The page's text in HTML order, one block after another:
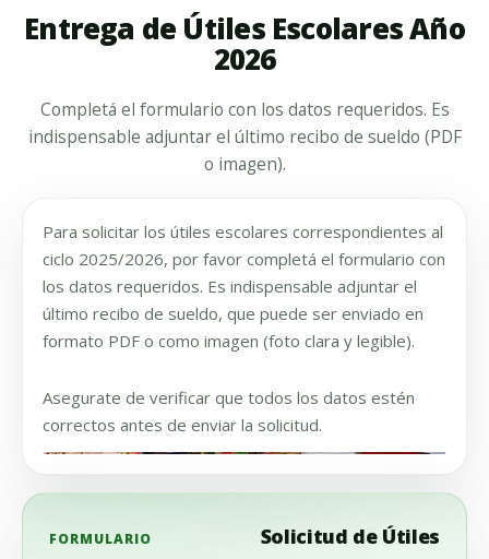
Entrega de Útiles Escolares Año
2026
Completá el formulario con los datos requeridos. Es
indispensable adjuntar el último recibo de sueldo (PDF
o imagen).
Para solicitar los útiles escolares correspondientes al
ciclo 2025/2026, por favor completá el formulario con
los datos requeridos. Es indispensable adjuntar el
último recibo de sueldo, que puede ser enviado en
formato PDF o como imagen (foto clara y legible).
Asegurate de verificar que todos los datos estén
correctos antes de enviar la solicitud.
FORMULARIO Solicitud de Útiles